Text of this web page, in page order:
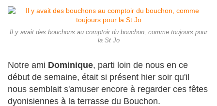
Il y avait des bouchons au comptoir du bouchon, comme toujours pour
la St Jo
Notre ami Dominique, parti loin de nous en ce
début de semaine, était si présent hier soir qu'il
nous semblait s'amuser encore à regarder ces fêtes
dyonisiennes à la terrasse du Bouchon.